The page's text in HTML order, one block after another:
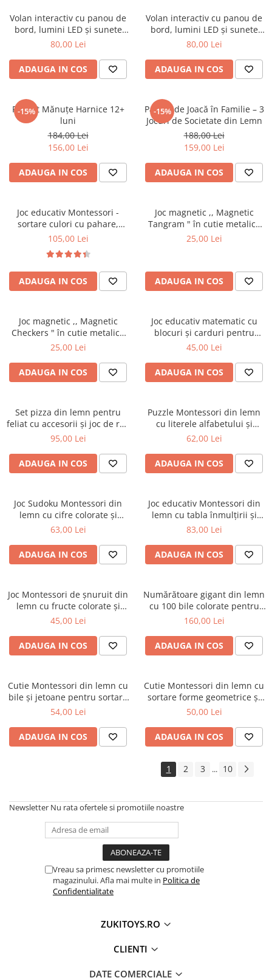
Volan interactiv cu panou de
bord, lumini LED și sunete
realiste - Galben
80,00 Lei
ADAUGA IN COS
Volan interactiv cu panou de
bord, lumini LED și sunete
realiste - Roz
80,00 Lei
ADAUGA IN COS
-15%
Pachet Mănuțe Harnice 12+
luni
184,00 Lei
156,00 Lei
ADAUGA IN COS
-15%
Pachet de Joacă în Familie – 3
Jocuri de Societate din Lemn
188,00 Lei
159,00 Lei
ADAUGA IN COS
Joc educativ Montessori -
sortare culori cu pahare,
monede și bile
105,00 Lei
ADAUGA IN COS
Joc magnetic ,, Magnetic
Tangram " în cutie metalică
pentru călătorii
25,00 Lei
ADAUGA IN COS
Joc magnetic ,, Magnetic
Checkers " în cutie metalică
pentru călătorii
25,00 Lei
ADAUGA IN COS
Joc educativ matematic cu
blocuri și carduri pentru
operații aritmetice
45,00 Lei
ADAUGA IN COS
Set pizza din lemn pentru
feliat cu accesorii și joc de rol,
24 piese
95,00 Lei
ADAUGA IN COS
Puzzle Montessori din lemn
cu literele alfabetului și
potrivire forme
62,00 Lei
ADAUGA IN COS
Joc Sudoku Montessori din
lemn cu cifre colorate și
carduri de provocare
63,00 Lei
ADAUGA IN COS
Joc educativ Montessori din
lemn cu tabla înmulțirii și
împărțirii, 224 piese
83,00 Lei
ADAUGA IN COS
Joc Montessori de șnuruit din
lemn cu fructe colorate și
omidă
45,00 Lei
ADAUGA IN COS
Numărătoare gigant din lemn
cu 100 bile colorate pentru
copii
160,00 Lei
ADAUGA IN COS
Cutie Montessori din lemn cu
bile și jetoane pentru sortare
și coordonare
54,00 Lei
ADAUGA IN COS
Cutie Montessori din lemn cu
sortare forme geometrice și
sertar
50,00 Lei
ADAUGA IN COS
1 2 3 ... 10
Newsletter Nu rata ofertele si promotiile noastre
Vreau sa primesc newsletter cu promotiile
magazinului. Afla mai multe in Politica de
Confidentialitate
ZUKITOYS.RO
CLIENTI
DATE COMERCIALE